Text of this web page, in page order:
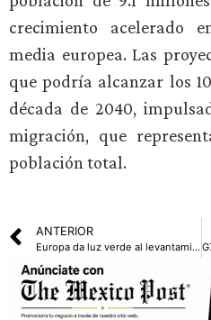
crecimiento acelerado
media europea. Las
que podría alcanzar los
década de 2040,
migración, que
población total.
ANTERIOR
Europa da luz verde al levantamiento de sanciones a Irán